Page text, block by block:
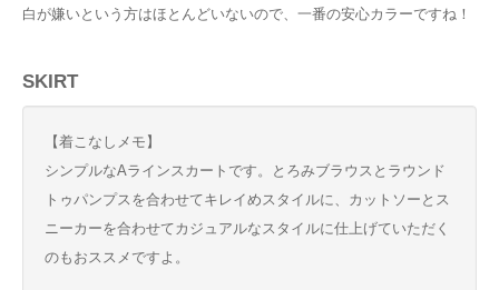
白が嫌いという方はほとんどいないので、一番の安心カラーですね！
SKIRT
【着こなしメモ】
シンプルなAラインスカートです。とろみブラウスとラウンド
トゥパンプスを合わせてキレイめスタイルに、カットソーとス
ニーカーを合わせてカジュアルなスタイルに仕上げていただく
のもおススメですよ。